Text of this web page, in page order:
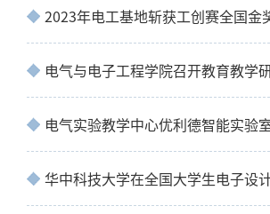
2023年电工基地斩获工创赛全国金
电气与电子工程学院召开教育教学
电气实验教学中心优利德智能实验